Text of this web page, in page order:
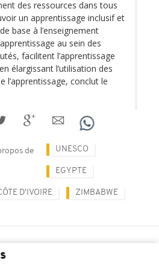
des ressources dans tous
un apprentissage inclusif et
base à l’enseignement
au sein des
facilitent l’apprentissage
élargissant l’utilisation des
l’apprentissage, conclut le
de UNESCO
EGYPTE
D'IVOIRE ZIMBABWE